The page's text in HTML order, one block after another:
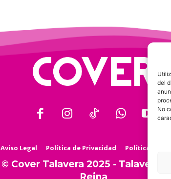
del
No
Aviso Legal Política de Privacidad Política de
© Cover Talavera 2025 - Talavera
Reina